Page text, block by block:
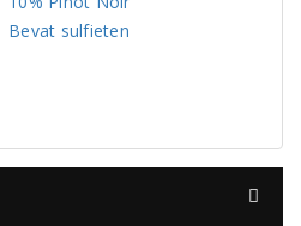
Bevat sulfieten